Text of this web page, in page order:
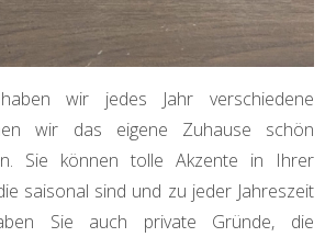
haben wir jedes Jahr verschiedene
wir das eigene Zuhause schön
Sie können tolle Akzente in Ihrer
saisonal sind und zu jeder Jahreszeit
Sie auch private Gründe, die